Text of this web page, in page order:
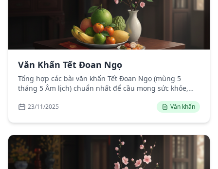
Văn Khấn Tết Đoan Ngọ
Tổng hợp các bài văn khấn Tết Đoan Ngọ (mùng 5
tháng 5 Âm lịch) chuẩn nhất để cầu mong sức khỏe,
23/11/2025 Văn khấn